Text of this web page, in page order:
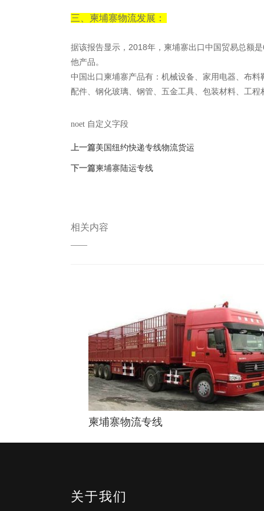
三、柬埔寨物流发展：
据该报告显示，2018年，柬埔寨出口中国贸易总额
他产品。
中国出口柬埔寨产品有：机械设备、家用电器、布
配件、钢化玻璃、钢管、五金工具、包装材料、工
noet 自定义字段
上一篇美国纽约快递专线物流货运
下一篇柬埔寨陆运专线
相关内容
——
柬埔寨物流专线
关于我们